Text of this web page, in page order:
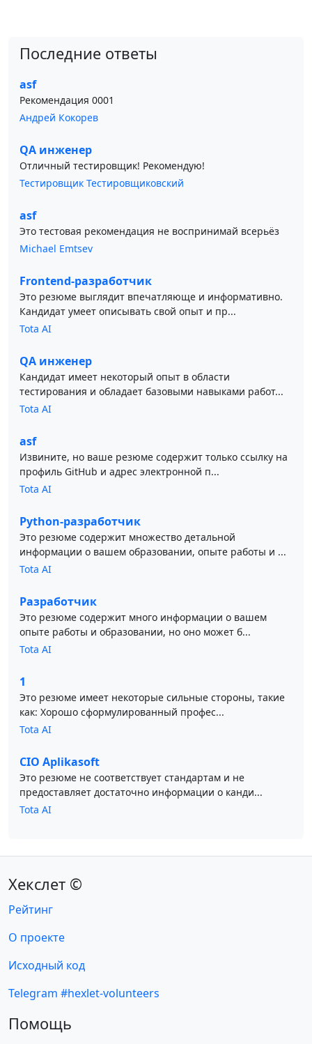
Последние ответы
asf
Рекомендация 0001
Андрей Кокорев
QA инженер
Отличный тестировщик! Рекомендую!
Тестировщик Тестировщиковский
asf
Это тестовая рекомендация не воспринимай всерьёз
Michael Emtsev
Frontend-разработчик
Это резюме выглядит впечатляюще и информативно.
Кандидат умеет описывать свой опыт и пр...
Tota AI
QA инженер
Кандидат имеет некоторый опыт в области
тестирования и обладает базовыми навыками работ...
Tota AI
asf
Извините, но ваше резюме содержит только ссылку на
профиль GitHub и адрес электронной п...
Tota AI
Python-разработчик
Это резюме содержит множество детальной
информации о вашем образовании, опыте работы и ...
Tota AI
Разработчик
Это резюме содержит много информации о вашем
опыте работы и образовании, но оно может б...
Tota AI
1
Это резюме имеет некоторые сильные стороны, такие
как: Хорошо сформулированный профес...
Tota AI
CIO Aplikasoft
Это резюме не соответствует стандартам и не
предоставляет достаточно информации о канди...
Tota AI
Хекслет ©
Рейтинг
О проекте
Исходный код
Telegram #hexlet-volunteers
Помощь